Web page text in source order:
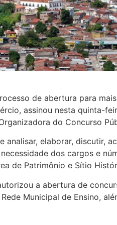
de abertura para
assinou nesta quinta-
do Concurso
analisar, elaborar, discutir,
dos cargos e
de Patrimônio e Sítio
a abertura de
Municipal de Ensino,